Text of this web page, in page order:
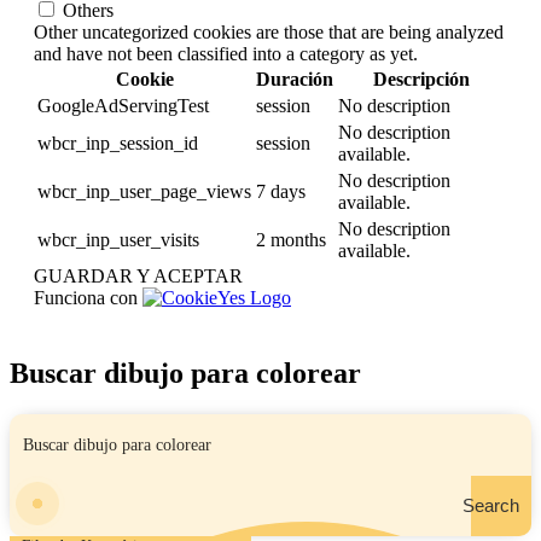
Others
Other uncategorized cookies are those that are being analyzed
and have not been classified into a category as yet.
Cookie
Duración
Descripción
GoogleAdServingTest
session
No description
wbcr_inp_session_id
session
No description
available.
wbcr_inp_user_page_views 7 days
No description
available.
wbcr_inp_user_visits
2 months
No description
available.
GUARDAR Y ACEPTAR
Funciona con
Buscar dibujo para colorear
Search